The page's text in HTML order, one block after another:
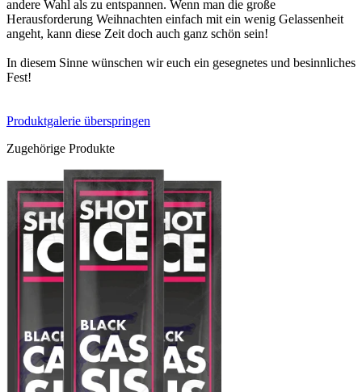
andere Wahl als zu entspannen. Wenn man die große
Herausforderung Weihnachten einfach mit ein wenig Gelassenheit
angeht, kann diese Zeit doch auch ganz schön sein!
In diesem Sinne wünschen wir euch ein gesegnetes und besinnliches
Fest!
Produktgalerie überspringen
Zugehörige Produkte